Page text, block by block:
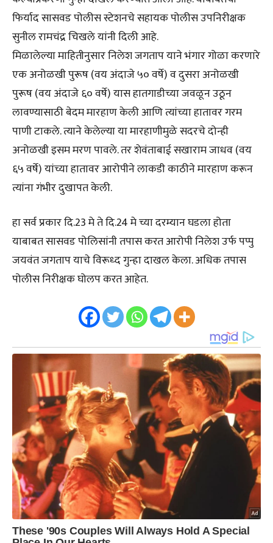
फिर्याद सासवड पोलीस स्टेशनचे सहायक पोलीस उपनिरीक्षक
सुनील रामचंद्र चिखले यांनी दिली आहे.
मिळालेल्या माहितीनुसार निलेश जगताप याने भंगार गोळा करणारे
एक अनोळखी पुरूष (वय अंदाजे ५० वर्षे) व दुसरा अनोळखी
पुरूष (वय अंदाजे ६० वर्षे) यास हातगाडीच्या जवळून उठून
लावण्यासाठी बेदम मारहाण केली आणि त्यांच्या हातावर गरम
पाणी टाकले. त्याने केलेल्या या मारहाणीमुळे सदरचे दोन्ही
अनोळखी इसम मरण पावले. तर शेवंताबाई सखाराम जाधव (वय
६५ वर्षे) यांच्या हातावर आरोपीने लाकडी काठीने मारहाण करून
त्यांना गंभीर दुखापत केली.
हा सर्व प्रकार दि.23 मे ते दि.24 मे च्या दरम्यान घडला होता
याबाबत सासवड पोलिसांनी तपास करत आरोपी निलेश उर्फ पप्पु
जयवंत जगताप याचे विरूध्द गुन्हा दाखल केला. अधिक तपास
पोलीस निरीक्षक घोलप करत आहेत.